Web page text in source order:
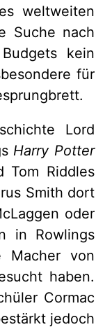
weltweiten
Suche nach
kein
für
Lord
Harry Potter
Tom Riddles
Smith dort
oder
in Rowlings
Macher von
haben.
Cormac
jedoch